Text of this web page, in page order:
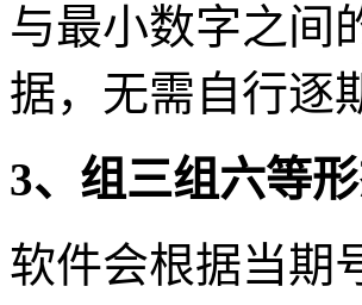
与最小数字之间
据，无需自行逐
3、组三组六等
软件会根据当期